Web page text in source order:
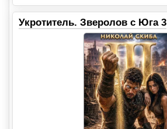
Укротитель. Зверолов с Юга 3